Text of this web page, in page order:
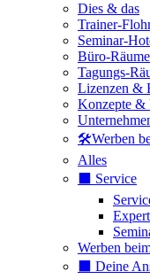
Dies & das
Trainer-
Seminar-
Büro-Räume
Tagungs-
Lizenzen &
Konzepte &
🛠️Werben
Alles
⬛️ Service
Werben
⬛️ Deine